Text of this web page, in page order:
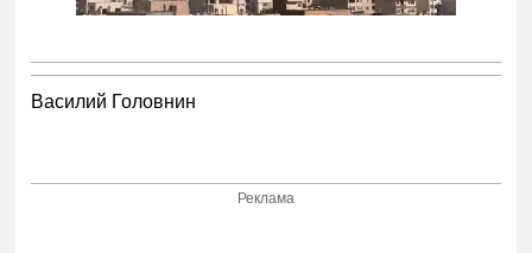
Василий Головнин
Реклама